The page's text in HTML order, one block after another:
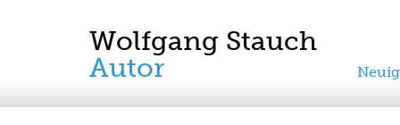
Wolfgang Stauch
Autor